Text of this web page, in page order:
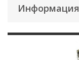
Информация